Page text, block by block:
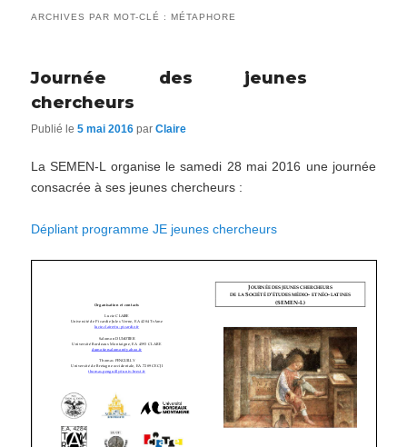
ARCHIVES PAR MOT-CLÉ : MÉTAPHORE
Journée des jeunes
chercheurs
Publié le5 mai 2016 parClaire
La SEMEN-L organise le samedi 28 mai 2016 une journée
consacrée à ses jeunes chercheurs :
Dépliant programme JE jeunes chercheurs